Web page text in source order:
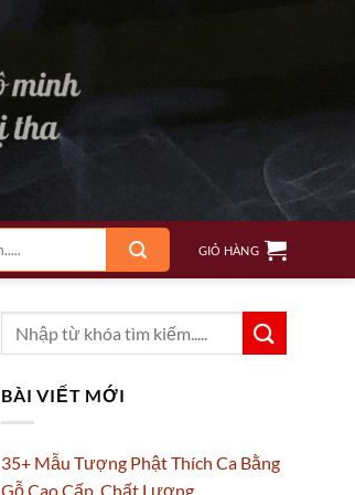
GIỎ HÀNG
BÀI VIẾT MỚI
35+ Mẫu Tượng Phật Thích Ca Bằng
Gỗ Cao Cấp, Chất Lượng